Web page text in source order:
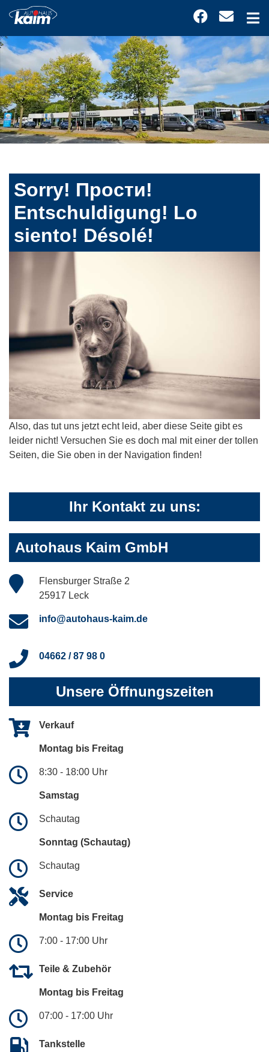
Sorry! Прости!
Entschuldigung! Lo
siento! Désolé!
Also, das tut uns jetzt echt leid, aber diese Seite gibt es
leider nicht! Versuchen Sie es doch mal mit einer der tollen
Seiten, die Sie oben in der Navigation finden!
Ihr Kontakt zu uns:
Autohaus Kaim GmbH
Flensburger Straße 2
25917 Leck
info@autohaus-kaim.de
04662 / 87 98 0
Unsere Öffnungszeiten
Verkauf
Montag bis Freitag
8:30 - 18:00 Uhr
Samstag
Schautag
Sonntag (Schautag)
Schautag
Service
Montag bis Freitag
7:00 - 17:00 Uhr
Teile & Zubehör
Montag bis Freitag
07:00 - 17:00 Uhr
Tankstelle